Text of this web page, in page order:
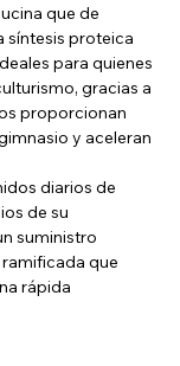
que de
síntesis proteica
para quienes
gracias a
proporcionan
y aceleran
diarios de
de su
suministro
que
rápida